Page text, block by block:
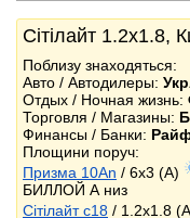
Сітілайт 1.2x1.8,
Поблизу знаходяться:
Авто / Автодилеры:
Отдых / Ночная жизнь:
Торговля / Магазины:
Финансы / Банки:
Площини поруч:
Призма 10An / 6x3 (A)
БИЛЛОЙ А низ
Сітілайт c18 / 1.2x1.8